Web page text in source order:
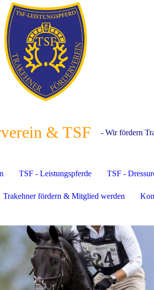
& TSF - Wir fördern
TSF - Leistungspferde TSF -
Trakehner fördern & Mitglied werden